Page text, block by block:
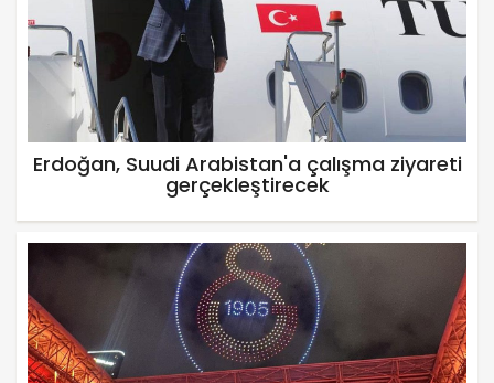
Erdoğan, Suudi Arabistan'a çalışma ziyareti
gerçekleştirecek